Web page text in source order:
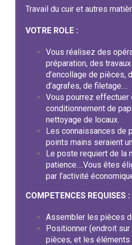
Travail du cuir et autres
VOTRE ROLE :
Vous réalisez des
préparation, des
d’encollage de pièces,
d’agrafes, de filetage….
Vous pourrez effectuer
conditionnement de
nettoyage de locaux.
Les connaissances de
points mains seraient
Le poste requiert de la
patience….Vous êtes
par l’activité
COMPETENCES REQUISES :
Assembler les pièces
Positionner (endroit
pièces, et les éléments